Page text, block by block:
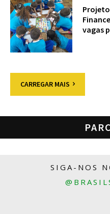
vagas
CARREGAR MAIS
SIGA-NOS